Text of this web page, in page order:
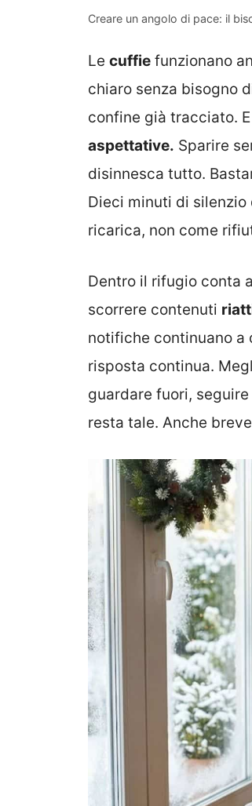
Creare un angolo di pace: il
Le cuffie funzionano
chiaro senza bisogno
confine già tracciato.
aspettative. Sparire
disinnesca tutto.
Dieci minuti di
ricarica, non come
Dentro il rifugio conta
scorrere contenuti
notifiche continuano a
risposta continua.
guardare fuori,
resta tale. Anche